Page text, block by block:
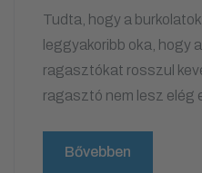
Tudta, hogy a
leggyakoribb oka, hogy
ragasztókat rosszul
ragasztó nem lesz elég
Bővebben